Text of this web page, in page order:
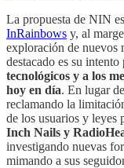
La propuesta de NIN
InRainbows y, al
exploración de nuevos
destacado es su intento
tecnológicos y a los
hoy en día. En lugar
reclamando la
de los usuarios y leyes
Inch Nails y
investigando nuevas
mimando a sus